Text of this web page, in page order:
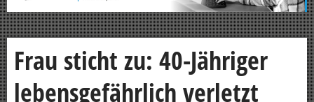
Frau sticht zu: 40-Jähriger
lebensgefährlich verletzt